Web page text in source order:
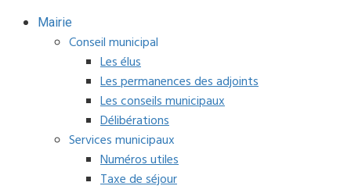
Mairie
Conseil municipal
Les élus
Les permanences des adjoints
Les conseils municipaux
Délibérations
Services municipaux
Numéros utiles
Taxe de séjour